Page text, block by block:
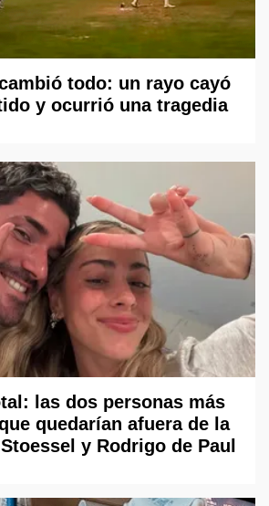
todo: un rayo cayó
y ocurrió una tragedia
las dos personas más
quedarían afuera de la
y Rodrigo de Paul